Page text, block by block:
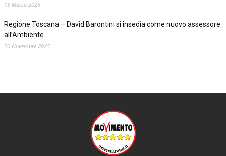
15 Marzo 2026
Regione Toscana – David Barontini si insedia come nuovo assessore
all’Ambiente
20 Novembre 2025